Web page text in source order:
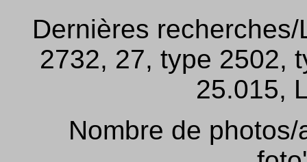
Dernières
2732, 27, type 2502,
25.015,
Nombre de